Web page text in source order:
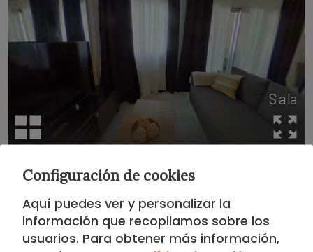
Situación
DISTRITO DE CHAMBERI
Configuración de cookies
Aquí puedes ver y personalizar la
información que recopilamos sobre los
usuarios. Para obtener más información,